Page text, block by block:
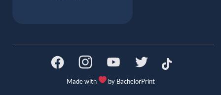
Made with by BachelorPrint